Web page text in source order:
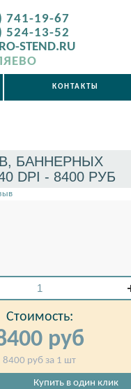
741-19-67
524-13-52
STEND.RU
КОНТАКТЫ
БАННЕРНЫХ
DPI - 8400 РУБ
Стоимость:
руб
8400 руб за 1 шт
Купить в один клик